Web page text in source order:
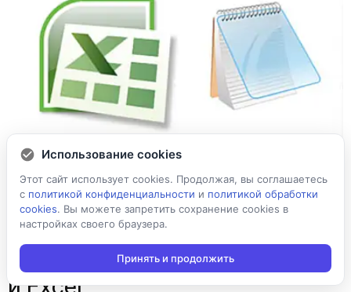
Обмен данными через TXT
и Excel
Использование cookies
Этот сайт использует cookies. Продолжая, вы соглашаетесь
с политикой конфиденциальности и политикой обработки
cookies. Вы можете запретить сохранение cookies в
настройках своего браузера.
Принять и продолжить